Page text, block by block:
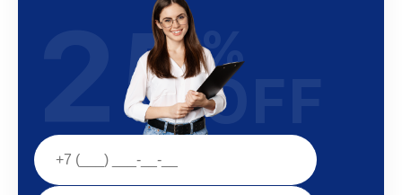
25%
OFF